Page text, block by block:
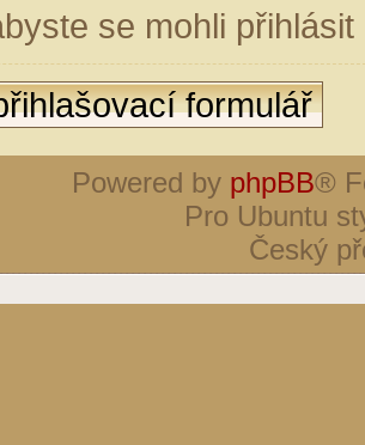
se mohli
formulář
Powered by phpBB®
Pro Ubuntu
Český